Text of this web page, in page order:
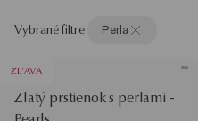
Vybrané filtre Perla
ZL'AVA
Zlatý prstienok s perlami -